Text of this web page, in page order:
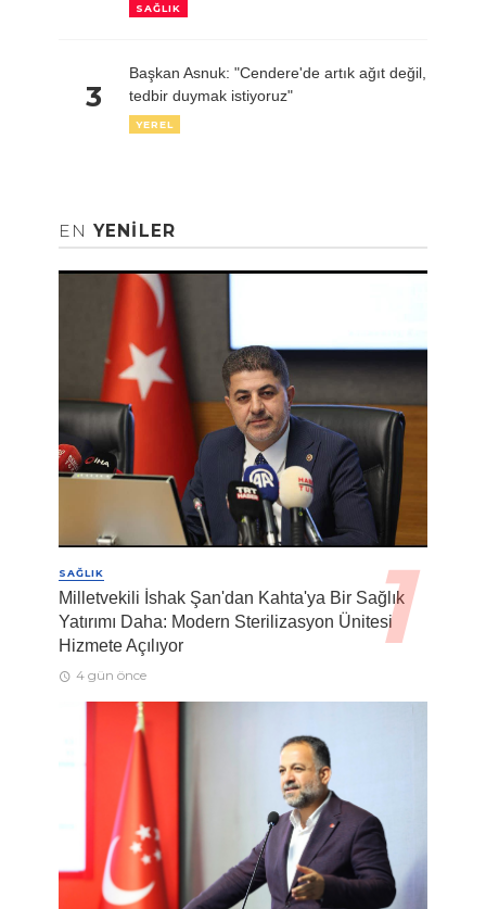
SAĞLIK
3
Başkan Asnuk: "Cendere'de artık ağıt değil,
tedbir duymak istiyoruz"
YEREL
EN YENILER
SAĞLIK
Milletvekili İshak Şan'dan Kahta'ya Bir Sağlık
Yatırımı Daha: Modern Sterilizasyon Ünitesi
Hizmete Açılıyor
4 gün önce